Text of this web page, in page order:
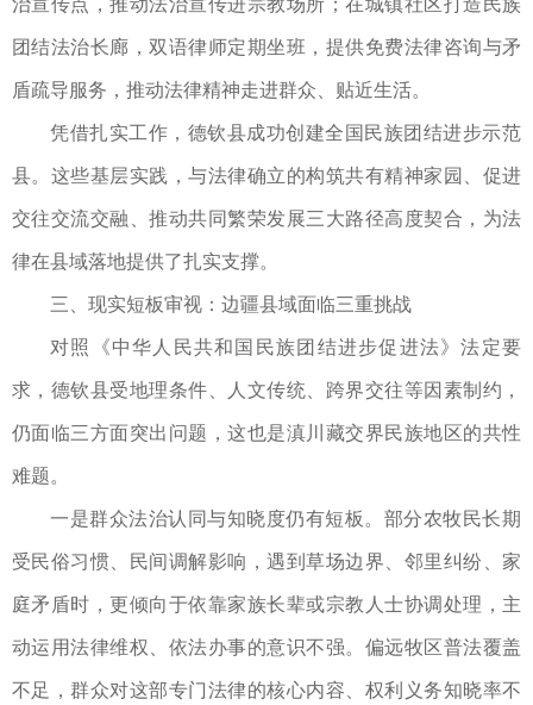
治宣传点，推动法治宣传进宗教场所；在城镇社区打造民族
团结法治长廊，双语律师定期坐班，提供免费法律咨询与矛
盾疏导服务，推动法律精神走进群众、贴近生活。
凭借扎实工作，德钦县成功创建全国民族团结进步示范
县。这些基层实践，与法律确立的构筑共有精神家园、促进
交往交流交融、推动共同繁荣发展三大路径高度契合，为法
律在县域落地提供了扎实支撑。
三、现实短板审视：边疆县域面临三重挑战
对照《中华人民共和国民族团结进步促进法》法定要
求，德钦县受地理条件、人文传统、跨界交往等因素制约，
仍面临三方面突出问题，这也是滇川藏交界民族地区的共性
难题。
一是群众法治认同与知晓度仍有短板。部分农牧民长期
受民俗习惯、民间调解影响，遇到草场边界、邻里纠纷、家
庭矛盾时，更倾向于依靠家族长辈或宗教人士协调处理，主
动运用法律维权、依法办事的意识不强。偏远牧区普法覆盖
不足，群众对这部专门法律的核心内容、权利义务知晓率不